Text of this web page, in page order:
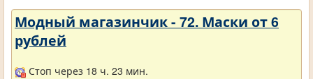
Модный магазинчик - 72. Маски от 6
рублей
Стоп через 18 ч. 23 мин.